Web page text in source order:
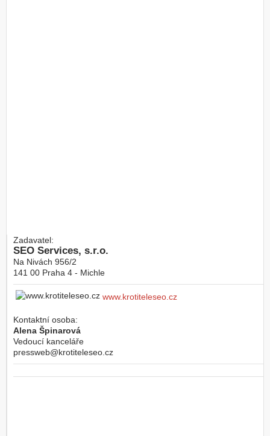
Zadavatel:
SEO Services, s.r.o.
Na Nivách 956/2
141 00 Praha 4 - Michle
www.krotiteleseo.cz
Kontaktní osoba:
Alena Špinarová
Vedoucí kanceláře
pressweb@krotiteleseo.cz